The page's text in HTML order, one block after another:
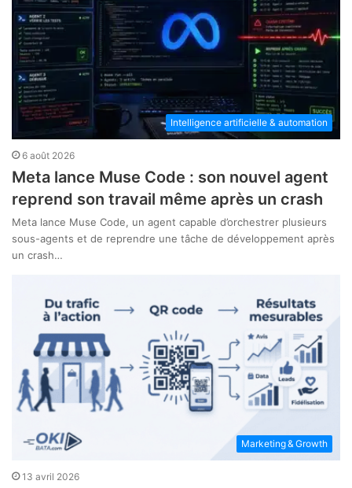
Intelligence artificielle & automation
6 août 2026
Meta lance Muse Code : son nouvel agent
reprend son travail même après un crash
Meta lance Muse Code, un agent capable d’orchestrer plusieurs
sous-agents et de reprendre une tâche de développement après
un crash…
Marketing & Growth
13 avril 2026